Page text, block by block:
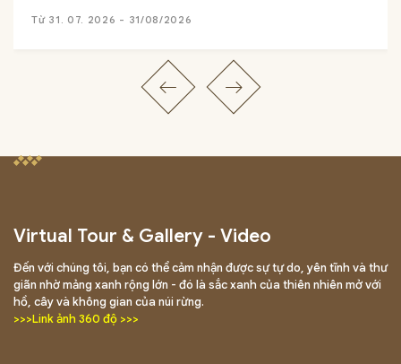
Từ 31. 07. 2026 - 31/08/2026
Virtual Tour & Gallery - Video
Đến với chúng tôi, bạn có thể cảm nhận được sự tự do, yên tĩnh và thư
giãn nhờ mảng xanh rộng lớn - đó là sắc xanh của thiên nhiên mở với
hồ, cây và không gian của núi rừng.
>>>Link ảnh 360 độ >>>